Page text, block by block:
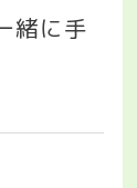
緒に手